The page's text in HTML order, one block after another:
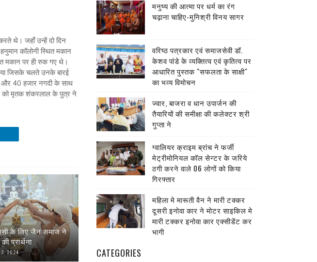
थे। जहाँ उन्हें दो दिन
कॉलोनी स्थित मकान
मकान पर ही रुक गए थे।
जिसके चलते उनके बारई
और 40 हजार नगदी के साथ
को मृतक शंकरलाल के पुत्र ने
के लिए जैन समाज ने
प्रार्थना
2024
मनुष्य की आत्मा पर धर्म का रंग
चढ़ाना चाहिए-मुनिश्री विनय सागर
वरिष्ठ पत्रकार एवं समाजसेवी डॉ.
केशव पांडे के व्यक्तित्व एवं कृतित्व पर
आधारित पुस्तक "सफलता के साक्षी"
का भव्य विमोचन
ज्वार, बाजरा व धान उपार्जन की
तैयारियों की समीक्षा की कलेक्टर श्री
गुप्ता ने
ग्वालियर क्राइम ब्रांच ने फर्जी
मेट्रीमोनियल कॉल सेन्टर के जरिये
ठगी करने वाले 06 लोगों को किया
गिरफ्तार
महिला मे मारूती वैन ने मारी टक्कर
दूसरी इनोवा कार ने मोटर साइकिल मे
मारी टक्कर इनोवा कार एक्सीडेंट कर
भागी
CATEGORIES